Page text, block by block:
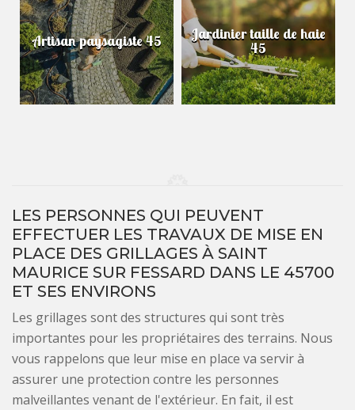
Artisan paysagiste 45 Jardinier taille de haie
45
LES PERSONNES QUI PEUVENT
EFFECTUER LES TRAVAUX DE MISE EN
PLACE DES GRILLAGES À SAINT
MAURICE SUR FESSARD DANS LE 45700
ET SES ENVIRONS
Les grillages sont des structures qui sont très
importantes pour les propriétaires des terrains. Nous
vous rappelons que leur mise en place va servir à
assurer une protection contre les personnes
malveillantes venant de l'extérieur. En fait, il est